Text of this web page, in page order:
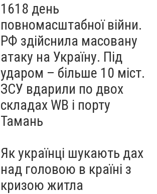
1618 день
повномасштабної війни.
РФ здійснила масовану
атаку на Україну. Під
ударом – більше 10 міст.
ЗСУ вдарили по двох
складах WB і порту
Тамань
Як українці шукають дах
над головою в країні з
кризою житла